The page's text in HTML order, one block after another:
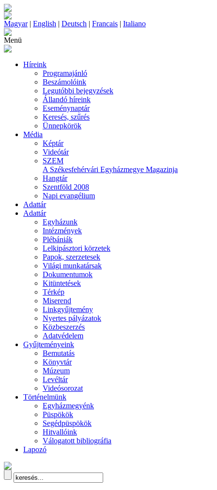
Magyar| English | Deutsch | Francais | Italiano
Menü
Híreink
Programajánló
Beszámolóink
Legutóbbi bejegyzések
Állandó híreink
Eseménynaptár
Keresés, szűrés
Ünnepkörök
Média
Képtár
Videótár
SZEM
A Székesfehérvári Egyházmegye Magazinja
Hangtár
Szentföld 2008
Napi evangélium
Adattár
Adattár
Egyházunk
Intézmények
Plébániák
Lelkipásztori körzetek
Papok, szerzetesek
Világi munkatársak
Dokumentumok
Kitüntetések
Térkép
Miserend
Linkgyűjtemény
Nyertes pályázatok
Közbeszerzés
Adatvédelem
Gyűjteményeink
Bemutatás
Könyvtár
Múzeum
Levéltár
Videósorozat
Történelmünk
Egyházmegyénk
Püspökök
Segédpüspökök
Hitvallóink
Válogatott bibliográfia
Lapozó